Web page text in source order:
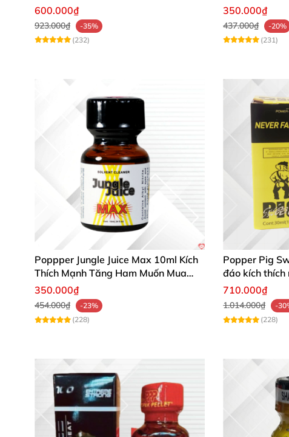
600.000₫
923.000₫
-35%
(232)
350.000₫
437.000₫
-20%
(231)
Poppper Jungle Juice Max 10ml Kích
Thích Mạnh Tăng Ham Muốn Mua
Ngay
350.000₫
454.000₫
-23%
(228)
Popper Pig
đáo kích thích
710.000₫
1.014.000₫
-
(228)